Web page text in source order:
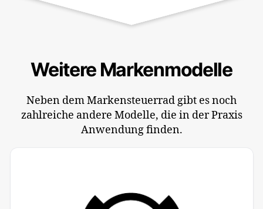
Brand Holoshphere Model
Weitere Markenmodelle
Neben dem Markensteuerrad gibt es noch
zahlreiche andere Modelle, die in der Praxis
Anwendung finden.